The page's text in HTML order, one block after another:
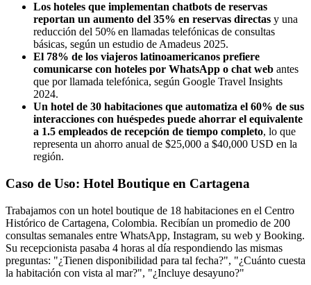
Los hoteles que implementan chatbots de reservas
reportan un aumento del 35% en reservas directas y una
reducción del 50% en llamadas telefónicas de consultas
básicas, según un estudio de Amadeus 2025.
El 78% de los viajeros latinoamericanos prefiere
comunicarse con hoteles por WhatsApp o chat web antes
que por llamada telefónica, según Google Travel Insights
2024.
Un hotel de 30 habitaciones que automatiza el 60% de sus
interacciones con huéspedes puede ahorrar el equivalente
a 1.5 empleados de recepción de tiempo completo, lo que
representa un ahorro anual de $25,000 a $40,000 USD en la
región.
Caso de Uso: Hotel Boutique en Cartagena
Trabajamos con un hotel boutique de 18 habitaciones en el Centro
Histórico de Cartagena, Colombia. Recibían un promedio de 200
consultas semanales entre WhatsApp, Instagram, su web y Booking.
Su recepcionista pasaba 4 horas al día respondiendo las mismas
preguntas: "¿Tienen disponibilidad para tal fecha?", "¿Cuánto cuesta
la habitación con vista al mar?", "¿Incluye desayuno?"